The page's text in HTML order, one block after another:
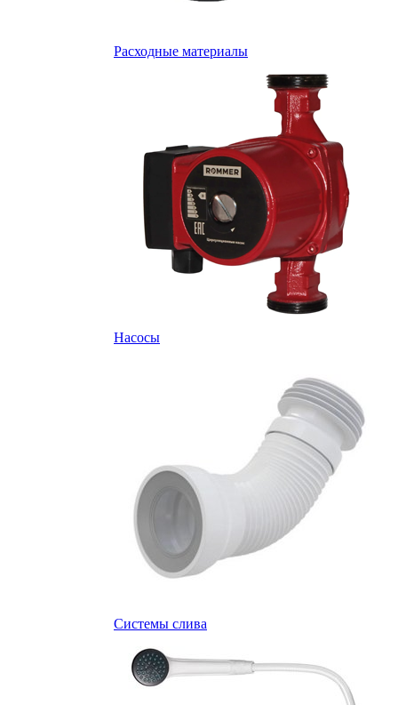
Расходные материалы
Насосы
Системы слива